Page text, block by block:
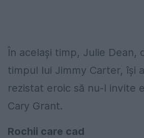
În acelaşi timp, Julie Dean,
timpul lui Jimmy Carter, îşi
rezistat eroic să nu-l invite
Cary Grant.
Rochii care cad